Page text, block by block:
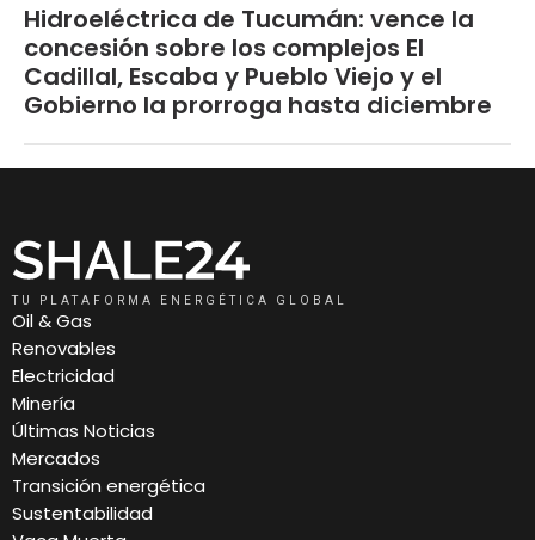
Hidroeléctrica de Tucumán: vence la
concesión sobre los complejos El
Cadillal, Escaba y Pueblo Viejo y el
Gobierno la prorroga hasta diciembre
TU PLATAFORMA ENERGÉTICA GLOBAL
Oil & Gas
Renovables
Electricidad
Minería
Últimas Noticias
Mercados
Transición energética
Sustentabilidad